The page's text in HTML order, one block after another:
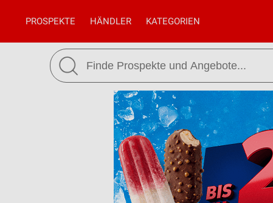
PROSPEKTE HÄNDLER KATEGORIEN